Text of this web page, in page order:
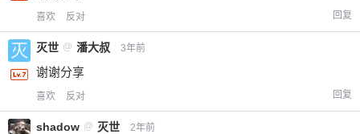
喜欢 反对 回复
灭世 @ 潘大叔 3年前
谢谢分享
喜欢 反对 回复
shadow @ 灭世 2年前